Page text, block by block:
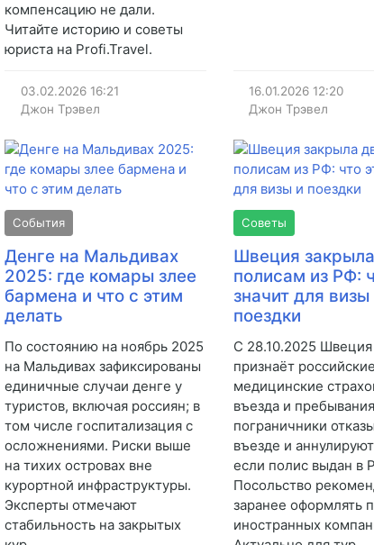
компенсацию не дали.
Читайте историю и советы
юриста на Profi.Travel.
03.02.2026 16:21
Джон Трэвел
16.01.2026 12:20
Джон Трэвел
События
Денге на Мальдивах
2025: где комары злее
бармена и что с этим
делать
По состоянию на ноябрь 2025
на Мальдивах зафиксированы
единичные случаи денге у
туристов, включая россиян; в
том числе госпитализация с
осложнениями. Риски выше
на тихих островах вне
курортной инфраструктуры.
Эксперты отмечают
стабильность на закрытых
Советы
Швеция
полисам из РФ:
значит для визы
поездки
С 28.10.2025
признаёт российские
медицинские
въезда и
пограничники
въезде и
если полис выдан в
Посольство
заранее оформлять
иностранных